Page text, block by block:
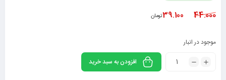
44.000
39.100تومان
موجود در انبار
افزودن به سبد خرید